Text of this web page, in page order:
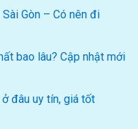
Gòn – Có nên đi
bao lâu? Cập nhật mới
đâu uy tín, giá tốt